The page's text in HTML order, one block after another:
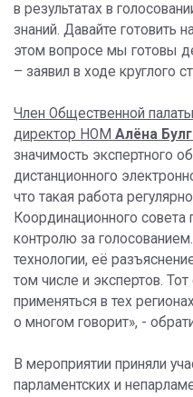
в результатах в
знаний. Давайте готовить
этом вопросе мы готовы
– заявил в ходе круглого
Член Общественной
директор НОМ Алёна
значимость экспертного
дистанционного
что такая работа
Координационного
контролю за
технологии, её
том числе и экспертов.
применяться в тех
о многом говорит», -
В мероприятии приняли
парламентских и